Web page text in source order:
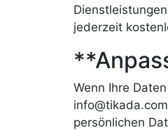
jederzeit
Wenn Ihre
persönlichen